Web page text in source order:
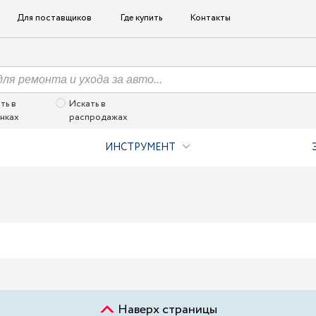
Для поставщиков Где купить Контакты
в
Искать в
распродажах
ИНСТРУМЕНТ
Наверх страницы